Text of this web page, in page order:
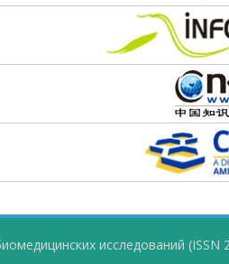
исследований (ISSN